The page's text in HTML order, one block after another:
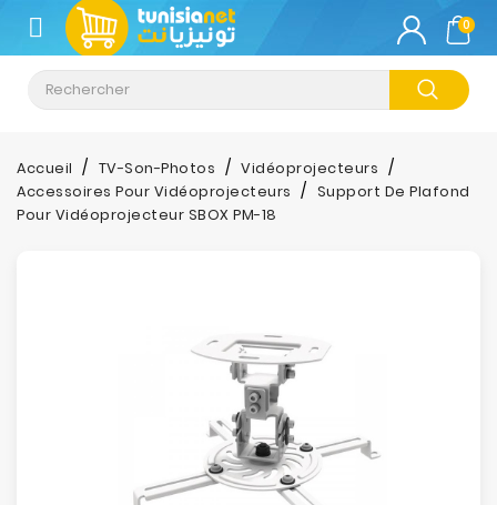
CATÉGORIE
Climatisation
Informatique
Téléphonie
0
Accueil TV-Son-Photos
Vidéoprojecteurs
Accessoires Pour Vidéoprojecteurs
Support De Plafond
Pour Vidéoprojecteur SBOX PM-18